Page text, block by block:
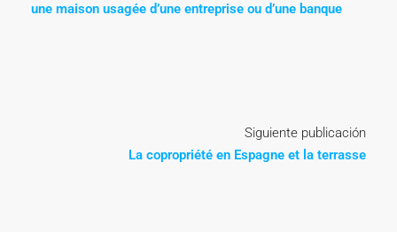
une maison usagée d’une entreprise ou d’une banque
Siguiente publicación
La copropriété en Espagne et la terrasse